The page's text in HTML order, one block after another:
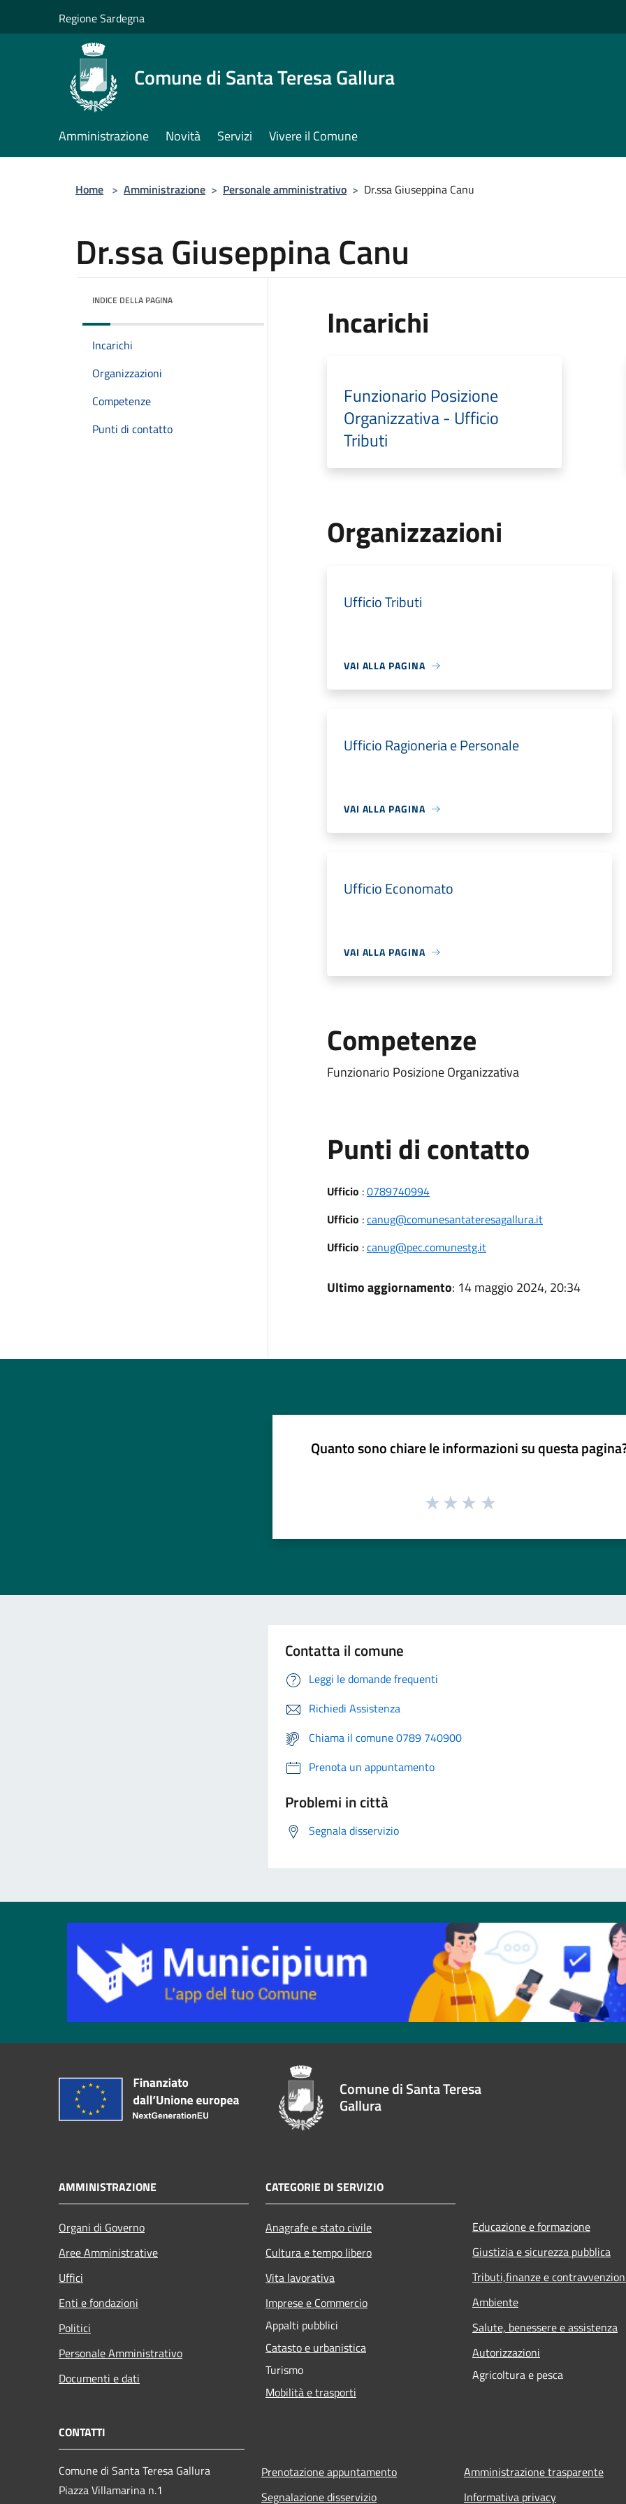
Regione Sardegna
Comune di Santa Teresa Gallura
Amministrazione Novità Servizi Vivere il Comune
Home > Amministrazione > Personale amministrativo > Dr.ssa Giuseppina Canu
Dr.ssa Giuseppina Canu
INDICE DELLA PAGINA
Incarichi
Organizzazioni
Competenze
Punti di contatto
Incarichi
Funzionario Posizione
Organizzativa - Ufficio
Tributi
Organizzazioni
Ufficio Tributi
VAI ALLA PAGINA
Ufficio Ragioneria e Personale
VAI ALLA PAGINA
Ufficio Economato
VAI ALLA PAGINA
Competenze
Funzionario Posizione Organizzativa
Punti di contatto
Ufficio :0789740994
Ufficio :canug@comunesantateresagallura.it
Ufficio :canug@pec.comunestg.it
Ultimo aggiornamento: 14 maggio 2024, 20:34
Quanto sono chiare le informazioni su questa
Contatta il comune
Leggi le domande frequenti
Richiedi Assistenza
Chiama il comune 0789 740900
Prenota un appuntamento
Problemi in città
Segnala disservizio
Comune di Santa Teresa
Gallura
AMMINISTRAZIONE
Organi di Governo
Aree Amministrative
Uffici
Enti e fondazioni
Politici
Personale Amministrativo
Documenti e dati
CATEGORIE DI SERVIZIO
Anagrafe e stato civile
Cultura e tempo libero
Vita lavorativa
Imprese e Commercio
Appalti pubblici
Catasto e urbanistica
Turismo
Mobilità e trasporti
Educazione e formazione
Giustizia e sicurezza pubblica
Tributi,finanze e
Ambiente
Salute, benessere e assistenza
Autorizzazioni
Agricoltura e pesca
CONTATTI
Comune di Santa Teresa Gallura
Piazza Villamarina n.1
Prenotazione appuntamento
Segnalazione disservizio
Amministrazione trasparente
Informativa privacy